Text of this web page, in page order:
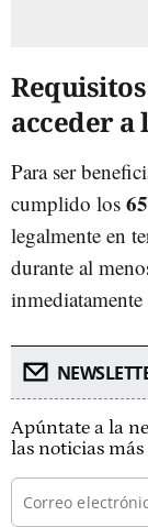
acceder a
Para ser
cumplido los
legalmente en
durante al
Apúntate a la
las noticias